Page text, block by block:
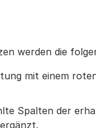
werden die
mit einem
Spalten der